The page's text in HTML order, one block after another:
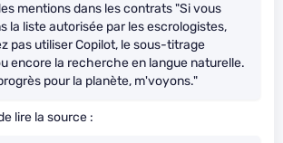
mentions dans les contrats "Si vous
la liste autorisée par les escrologistes,
pas utiliser Copilot, le sous-titrage
encore la recherche en langue naturelle.
pour la planète, m'voyons."
lire la source :